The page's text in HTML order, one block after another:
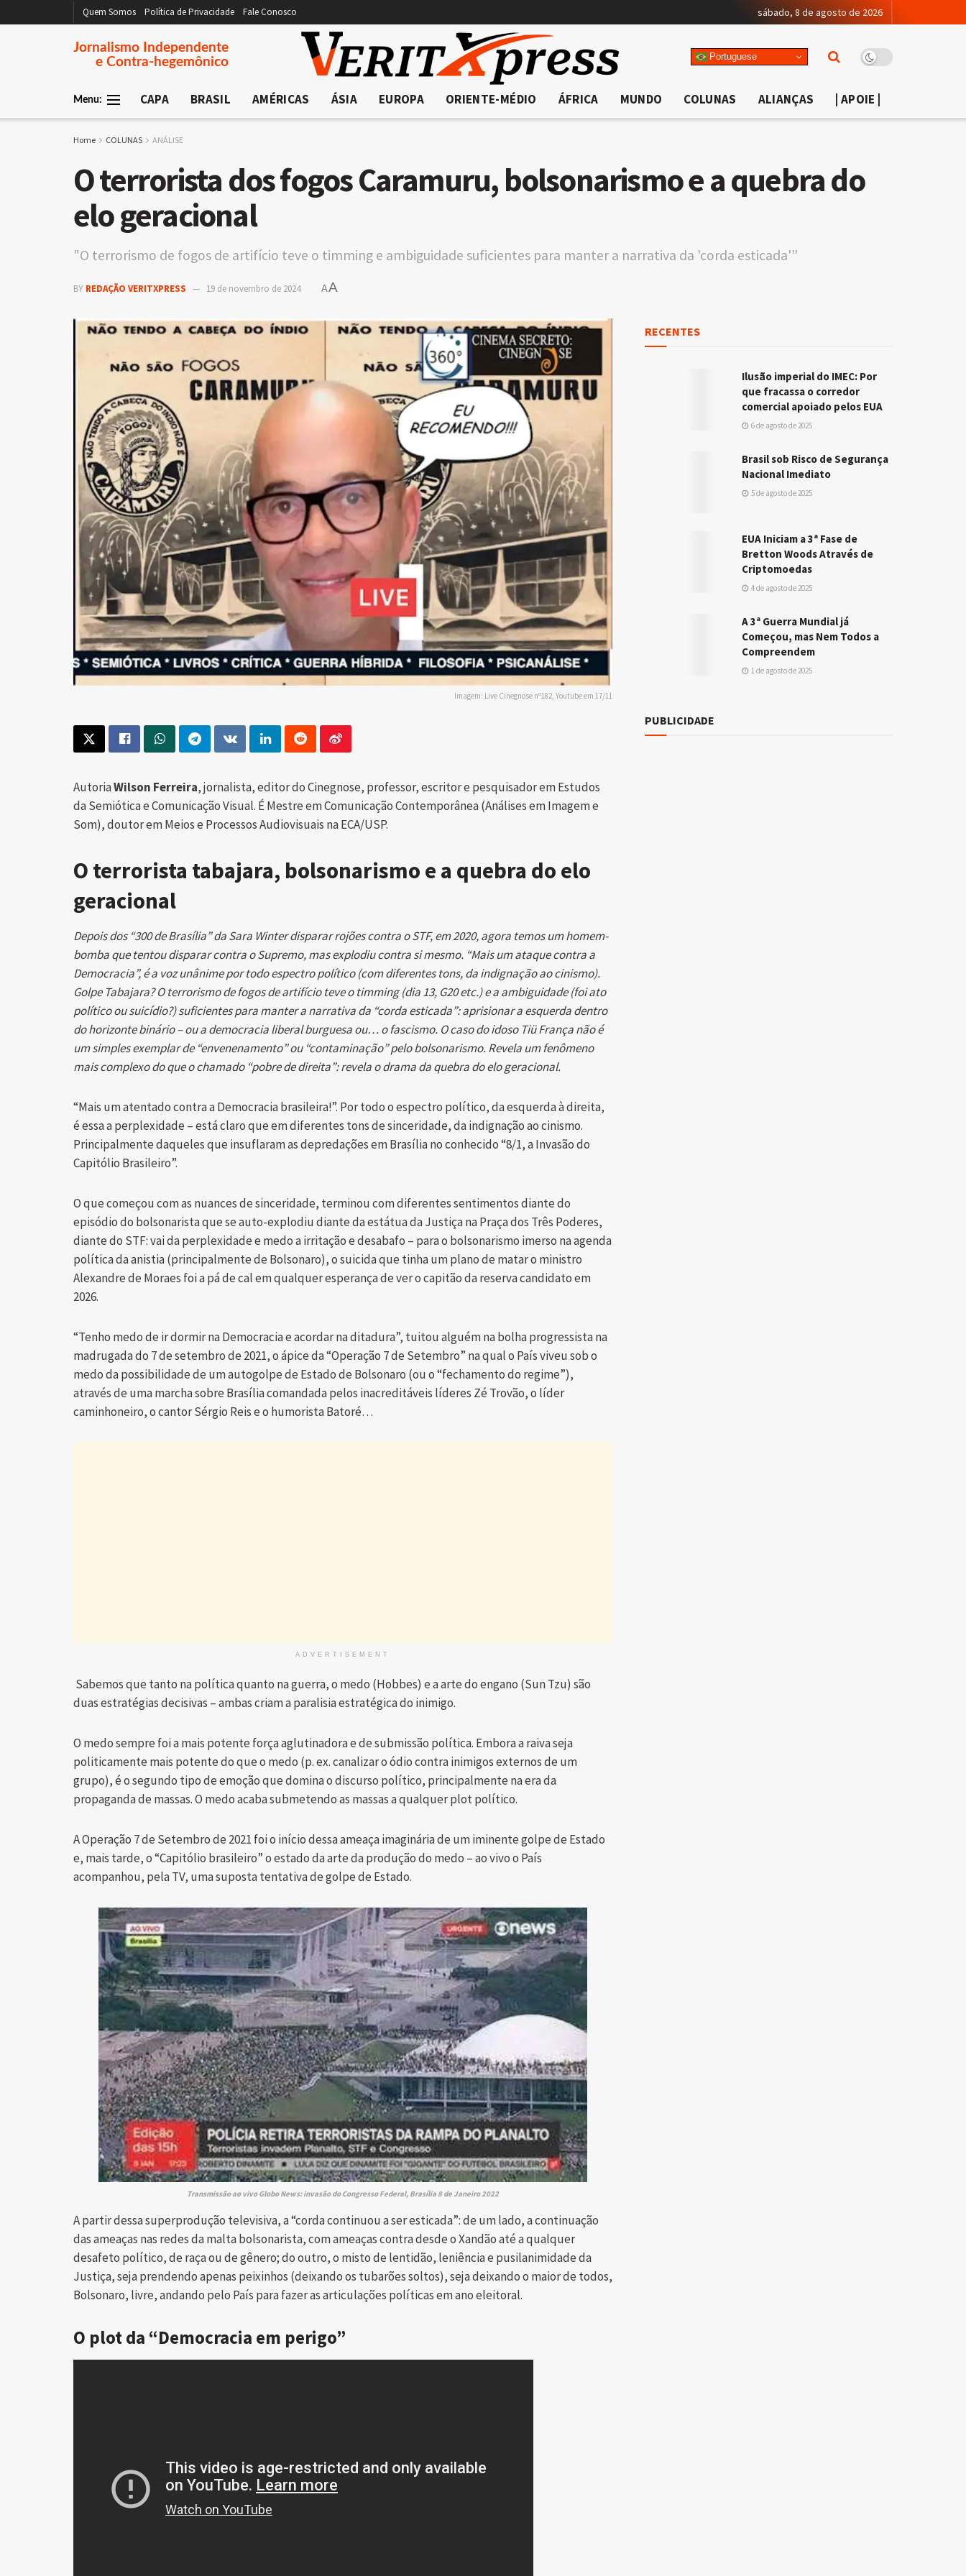
Quem Somos Política de Privacidade Fale Conosco sábado, 8 de agosto de 2026
Jornalismo Independente
e Contra-hegemônico
Portuguese
Menu: CAPA BRASIL AMÉRICAS ÁSIA EUROPA ORIENTE-MÉDIO ÁFRICA MUNDO COLUNAS ALIANÇAS | APOIE |
Home COLUNAS ANÁLISE
O terrorista dos fogos Caramuru, bolsonarismo e a quebra do
elo geracional
"O terrorismo de fogos de artifício teve o timming e ambiguidade suficientes para manter a narrativa da 'corda esticada'”
BY REDAÇÃO VERITXPRESS 19 de novembro de 2024 AA
Imagem: Live Cinegnose nº182, Youtube em 17/11
AutoriaWilson Ferreira, jornalista, editor do Cinegnose, professor, escritor e pesquisador em Estudos
da Semiótica e Comunicação Visual. É Mestre em Comunicação Contemporânea (Análises em Imagem e
Som), doutor em Meios e Processos Audiovisuais na ECA/USP.
O terrorista tabajara, bolsonarismo e a quebra do elo
geracional
Depois dos “300 de Brasília” da Sara Winter disparar rojões contra o STF, em 2020, agora temos um homem-
bomba que tentou disparar contra o Supremo, mas explodiu contra si mesmo. “Mais um ataque contra a
Democracia”, é a voz unânime por todo espectro político (com diferentes tons, da indignação ao cinismo).
Golpe Tabajara? O terrorismo de fogos de artifício teve o timming (dia 13, G20 etc.) e a ambiguidade (foi ato
político ou suicídio?) suficientes para manter a narrativa da “corda esticada”: aprisionar a esquerda dentro
do horizonte binário – ou a democracia liberal burguesa ou… o fascismo. O caso do idoso Tiü França não é
um simples exemplar de “envenenamento” ou “contaminação” pelo bolsonarismo. Revela um fenômeno
mais complexo do que o chamado “pobre de direita”: revela o drama da quebra do elo geracional.
“Mais um atentado contra a Democracia brasileira!”. Por todo o espectro político, da esquerda à direita,
é essa a perplexidade – está claro que em diferentes tons de sinceridade, da indignação ao cinismo.
Principalmente daqueles que insuflaram as depredações em Brasília no conhecido “8/1, a Invasão do
Capitólio Brasileiro”.
O que começou com as nuances de sinceridade, terminou com diferentes sentimentos diante do
episódio do bolsonarista que se auto-explodiu diante da estátua da Justiça na Praça dos Três Poderes,
diante do STF: vai da perplexidade e medo a irritação e desabafo – para o bolsonarismo imerso na agenda
política da anistia (principalmente de Bolsonaro), o suicida que tinha um plano de matar o ministro
Alexandre de Moraes foi a pá de cal em qualquer esperança de ver o capitão da reserva candidato em
2026.
“Tenho medo de ir dormir na Democracia e acordar na ditadura”, tuitou alguém na bolha progressista na
madrugada do 7 de setembro de 2021, o ápice da “Operação 7 de Setembro” na qual o País viveu sob o
medo da possibilidade de um autogolpe de Estado de Bolsonaro (ou o “fechamento do regime”),
através de uma marcha sobre Brasília comandada pelos inacreditáveis líderes Zé Trovão, o líder
caminhoneiro, o cantor Sérgio Reis e o humorista Batoré…
ADVERTISEMENT
Sabemos que tanto na política quanto na guerra, o medo (Hobbes) e a arte do engano (Sun Tzu) são
duas estratégias decisivas – ambas criam a paralisia estratégica do inimigo.
O medo sempre foi a mais potente força aglutinadora e de submissão política. Embora a raiva seja
politicamente mais potente do que o medo (p. ex. canalizar o ódio contra inimigos externos de um
grupo), é o segundo tipo de emoção que domina o discurso político, principalmente na era da
propaganda de massas. O medo acaba submetendo as massas a qualquer plot político.
A Operação 7 de Setembro de 2021 foi o início dessa ameaça imaginária de um iminente golpe de Estado
e, mais tarde, o “Capitólio brasileiro” o estado da arte da produção do medo – ao vivo o País
acompanhou, pela TV, uma suposta tentativa de golpe de Estado.
Transmissão ao vivo Globo News: invasão do Congresso Federal, Brasília 8 de Janeiro 2022
A partir dessa superprodução televisiva, a “corda continuou a ser esticada”: de um lado, a continuação
das ameaças nas redes da malta bolsonarista, com ameaças contra desde o Xandão até a qualquer
desafeto político, de raça ou de gênero; do outro, o misto de lentidão, leniência e pusilanimidade da
Justiça, seja prendendo apenas peixinhos (deixando os tubarões soltos), seja deixando o maior de todos,
Bolsonaro, livre, andando pelo País para fazer as articulações políticas em ano eleitoral.
O plot da “Democracia em perigo”
RECENTES
Ilusão imperial do IMEC: Por
que fracassa o corredor
comercial apoiado pelos EUA
6 de agosto de 2025
Brasil sob Risco de Segurança
Nacional Imediato
5 de agosto de 2025
EUA Iniciam a 3ª Fase de
Bretton Woods Através de
Criptomoedas
4 de agosto de 2025
A 3ª Guerra Mundial já
Começou, mas Nem Todos a
Compreendem
1 de agosto de 2025
PUBLICIDADE